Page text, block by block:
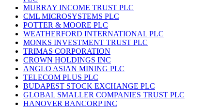
MURRAY INCOME TRUST PLC
CML MICROSYSTEMS PLC
POTTER & MOORE PLC
WEATHERFORD INTERNATIONAL PLC
MONKS INVESTMENT TRUST PLC
TRIMAS CORPORATION
CROWN HOLDINGS INC
ANGLO ASIAN MINING PLC
TELECOM PLUS PLC
BUDAPEST STOCK EXCHANGE PLC
GLOBAL SMALLER COMPANIES TRUST PLC
HANOVER BANCORP INC